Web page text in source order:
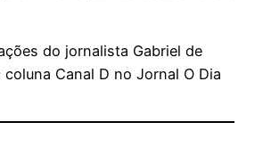
do jornalista Gabriel de
coluna Canal D no Jornal O Dia